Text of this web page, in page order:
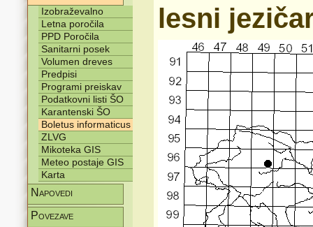
Izobraževalno
Letna poročila
PPD Poročila
Sanitarni posek
Volumen dreves
Predpisi
Programi preiskav
Podatkovni listi ŠO
Karantenski ŠO
Boletus informaticus
ZLVG
Mikoteka GIS
Meteo postaje GIS
Karta
Napovedi
Povezave
lesni